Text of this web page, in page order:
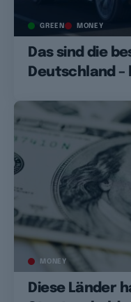
GREEN MONEY
Das sind die
Deutschland –
MONEY
Diese Länder